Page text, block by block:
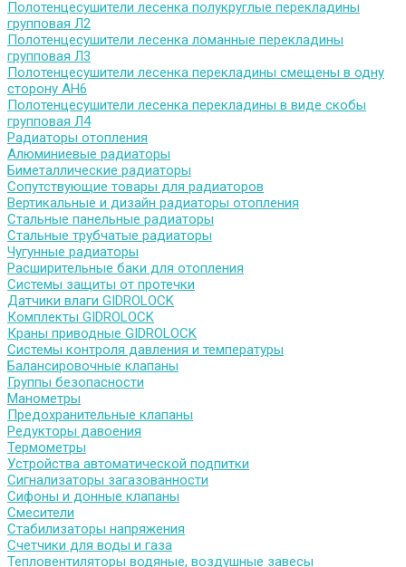
Полотенцесушители лесенка полукруглые перекладины
групповая Л2
Полотенцесушители лесенка ломанные перекладины
групповая Л3
Полотенцесушители лесенка перекладины смещены в одну
сторону АН6
Полотенцесушители лесенка перекладины в виде скобы
групповая Л4
Радиаторы отопления
Алюминиевые радиаторы
Биметаллические радиаторы
Сопутствующие товары для радиаторов
Вертикальные и дизайн радиаторы отопления
Стальные панельные радиаторы
Стальные трубчатые радиаторы
Чугунные радиаторы
Расширительные баки для отопления
Системы защиты от протечки
Датчики влаги GIDROLOCK
Комплекты GIDROLOCK
Краны приводные GIDROLOCK
Системы контроля давления и температуры
Балансировочные клапаны
Группы безопасности
Манометры
Предохранительные клапаны
Редукторы давоения
Термометры
Устройства автоматической подпитки
Сигнализаторы загазованности
Сифоны и донные клапаны
Смесители
Стабилизаторы напряжения
Счетчики для воды и газа
Тепловентиляторы водяные, воздушные завесы